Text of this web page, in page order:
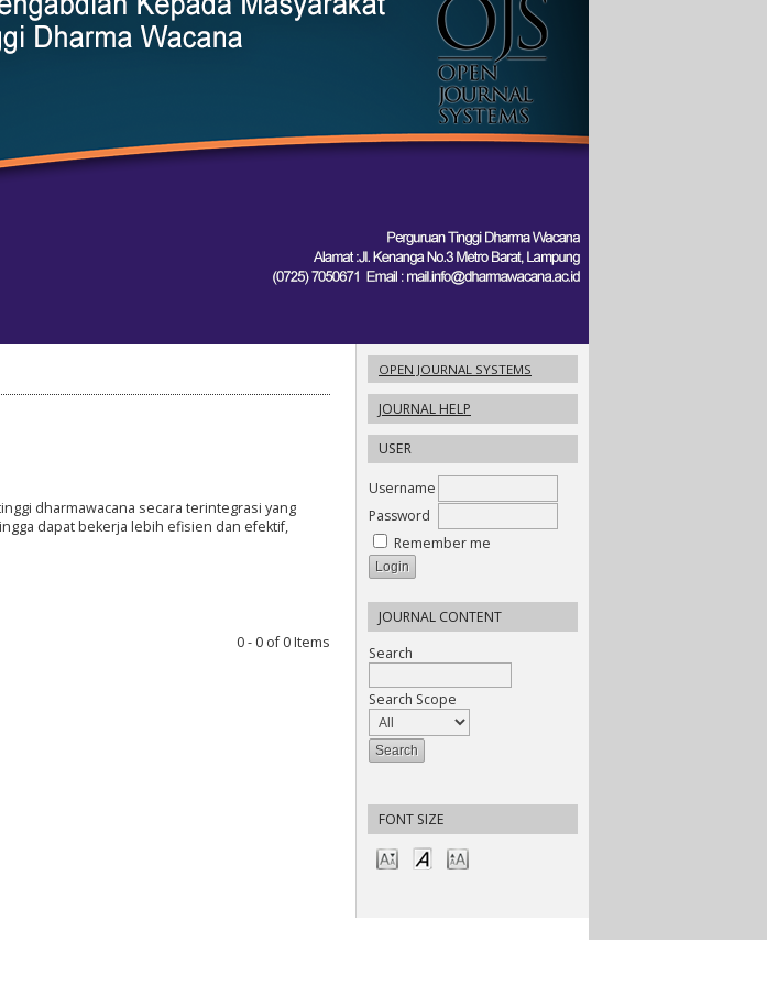
OPEN JOURNAL SYSTEMS
JOURNAL HELP
USER
Username
Password
Remember me
JOURNAL CONTENT
Search
Search Scope
FONT SIZE
dharmawacana secara terintegrasi yang
dapat bekerja lebih efisien dan efektif,
0 - 0 of 0 Items